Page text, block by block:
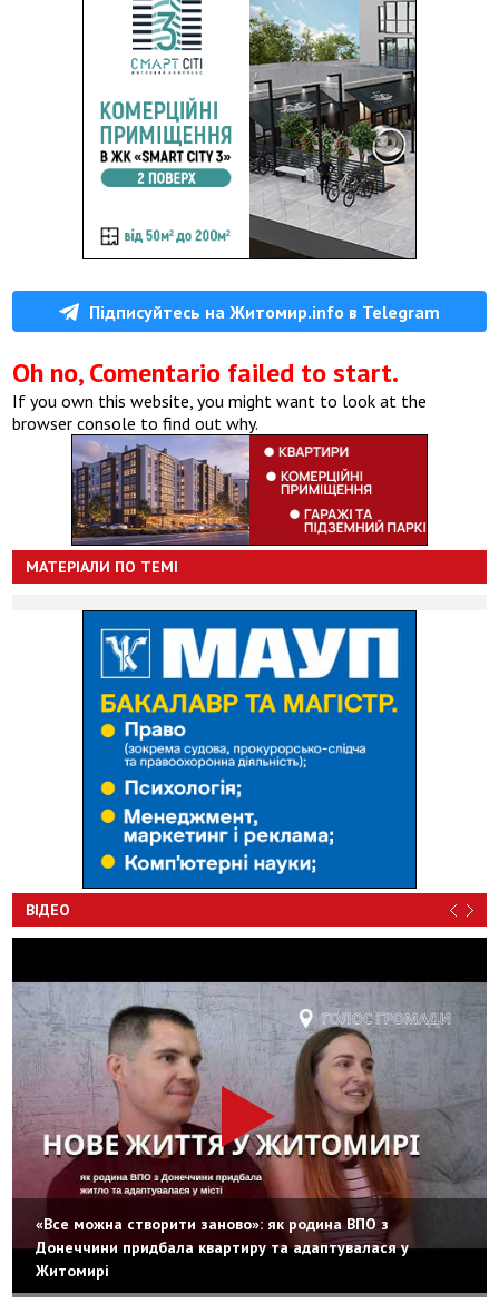
Підписуйтесь на Житомир.info в Telegram
Oh no, Comentario failed to start.
If you own this website, you might want to look at the
browser console to find out why.
МАТЕРІАЛИ ПО ТЕМІ
ВІДЕО
«Все можна створити заново»: як родина ВПО з
Донеччини придбала квартиру та адаптувалася у
Житомирі